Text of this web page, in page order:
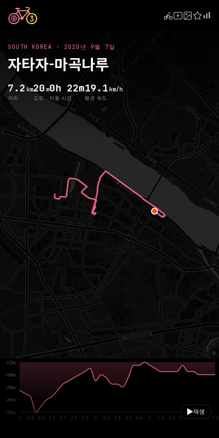
SOUTH KOREA · 2020년 9월 7일
자타자-마곡나루
7.2 km
거리
20 m
고도
0h 22m
이동 시간
19.1 km/h
평균 속도
재생
0 0.4 0.8 1.3 1.7 2.1 2.5 3 3.4 3.8 4.2 4.6 5 5.4 5.9 6.3 6.7 7.1 7.5
-28m
-24m
-20m
-16m
-12m